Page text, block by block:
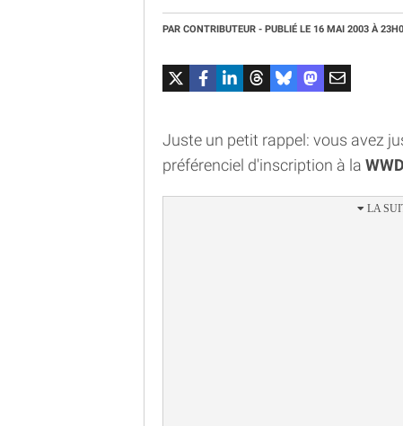
PAR CONTRIBUTEUR - PUBLIÉ LE 16 MAI 2003 À
Juste un petit rappel: vous avez
préférenciel d'inscription à la